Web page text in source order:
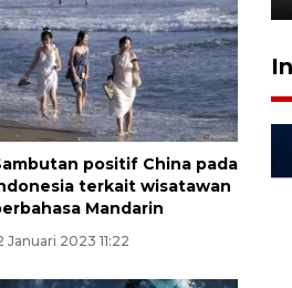
positif China pada
terkait wisatawan
Mandarin
Januari 2023 11:22